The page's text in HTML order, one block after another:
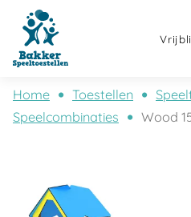
Home Toestellen
Speelcombinaties
Wood